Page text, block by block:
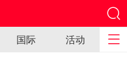
国际 活动